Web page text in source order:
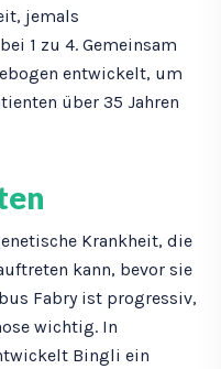
jemals
1 zu 4. Gemeinsam
entwickelt, um
über 35 Jahren
Krankheit, die
kann, bevor sie
Fabry ist progressiv,
wichtig. In
Bingli ein